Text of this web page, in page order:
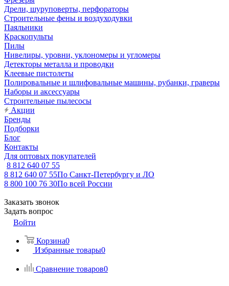
Дрели, шуруповерты, перфораторы
Строительные фены и воздуходувки
Паяльники
Краскопульты
Пилы
Нивелиры, уровни, уклономеры и угломеры
Детекторы металла и проводки
Клеевые пистолеты
Полировальные и шлифовальные машины, рубанки, граверы
Наборы и аксессуары
Строительные пылесосы
Акции
Бренды
Подборки
Блог
Контакты
Для оптовых покупателей
8 812 640 07 55
8 812 640 07 55По Санкт-Петербургу и ЛО
8 800 100 76 30По всей России
Заказать звонок
Задать вопрос
Войти
Корзина0
Избранные товары0
Сравнение товаров0